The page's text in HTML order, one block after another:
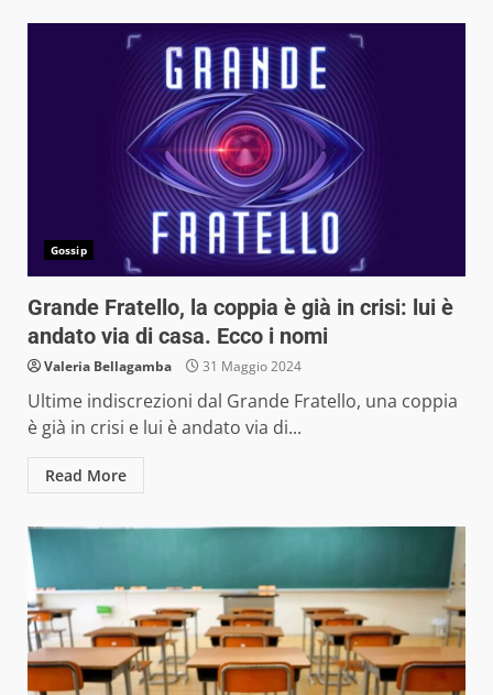
Gossip
Grande Fratello, la coppia è già in crisi: lui è
andato via di casa. Ecco i nomi
Valeria Bellagamba 31 Maggio 2024
Ultime indiscrezioni dal Grande Fratello, una coppia
è già in crisi e lui è andato via di...
Read More